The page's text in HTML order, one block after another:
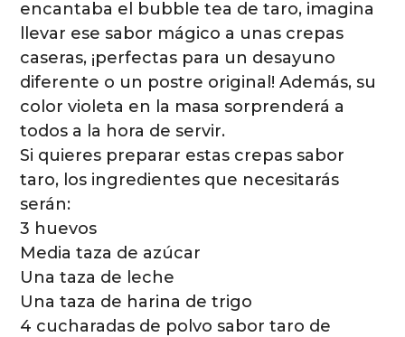
encantaba el bubble tea de taro, imagina
llevar ese sabor mágico a unas crepas
caseras, ¡perfectas para un desayuno
diferente o un postre original! Además, su
color violeta en la masa sorprenderá a
todos a la hora de servir.
Si quieres preparar estas crepas sabor
taro, los ingredientes que necesitarás
serán:
3 huevos
Media taza de azúcar
Una taza de leche
Una taza de harina de trigo
4 cucharadas de polvo sabor taro de